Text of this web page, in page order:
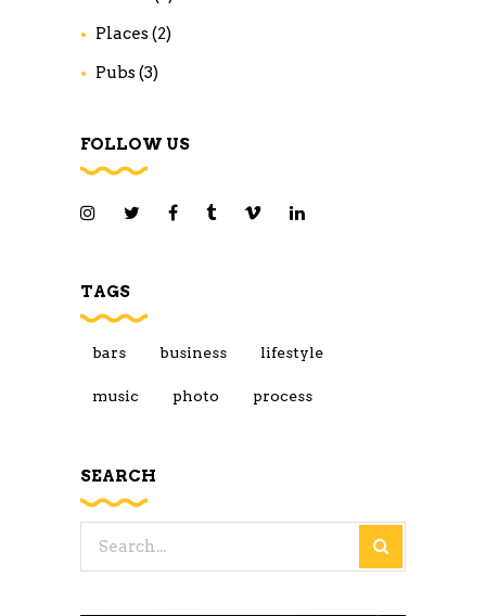
Places(2)
Pubs(3)
FOLLOW US
TAGS
bars business lifestyle
music photo process
SEARCH